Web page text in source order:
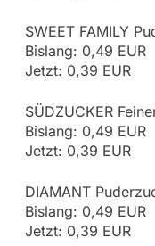
SWEET FAMILY
Bislang: 0,49 EUR
Jetzt: 0,39 EUR
SÜDZUCKER
Bislang: 0,49 EUR
Jetzt: 0,39 EUR
DIAMANT
Bislang: 0,49 EUR
Jetzt: 0,39 EUR